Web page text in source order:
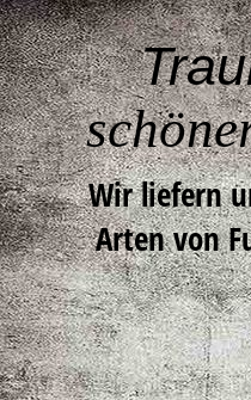
Wir liefern
Arten von